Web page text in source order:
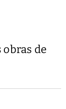
obras de